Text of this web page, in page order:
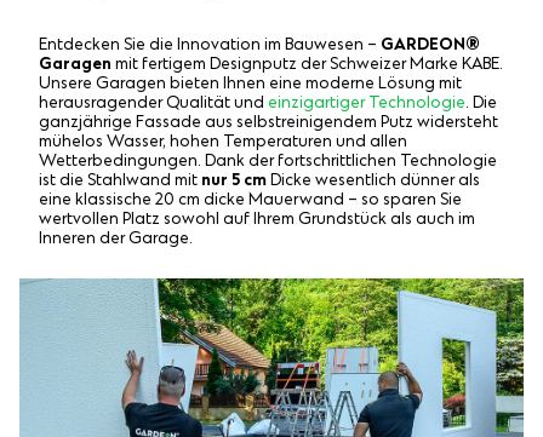
Entdecken Sie die Innovation im Bauwesen – GARDEON®
Garagen mit fertigem Designputz der Schweizer Marke KABE.
Unsere Garagen bieten Ihnen eine moderne Lösung mit
herausragender Qualität und einzigartiger Technologie. Die
ganzjährige Fassade aus selbstreinigendem Putz widersteht
mühelos Wasser, hohen Temperaturen und allen
Wetterbedingungen. Dank der fortschrittlichen Technologie
ist die Stahlwand mit nur 5 cmDicke wesentlich dünner als
eine klassische 20 cm dicke Mauerwand – so sparen Sie
wertvollen Platz sowohl auf Ihrem Grundstück als auch im
Inneren der Garage.